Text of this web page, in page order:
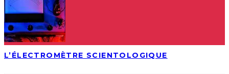
L’ÉLECTROMÈTRE SCIENTOLOGIQUE